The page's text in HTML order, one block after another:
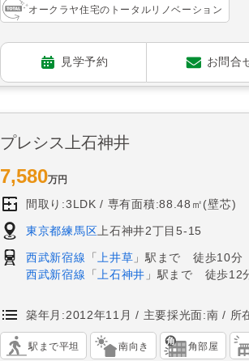
オークラヤ住宅のトータルリノベーション
見学予約 お問合
プレシス上石神井
7,580万円
間取り:3LDK 専有面積:88.48㎡(壁芯)
東京都練馬区 上石神井2丁目5-15
西武新宿線 「 上井草 」駅まで 徒歩10分
西武新宿線 「 上石神井 」駅まで 徒歩12
築年月:2012年11月 主要採光面:南 所
駅まで平坦 南向き 角部屋